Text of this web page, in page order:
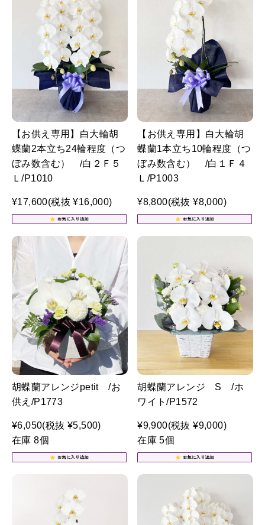
【お供え専用】白大輪胡
蝶蘭2本立ち24輪程度（つ
ぼみ数含む） /白２Ｆ５
Ｌ/P1010
¥17,600(税抜 ¥16,000)
【お供え専用】白大輪胡
蝶蘭1本立ち10輪程度（つ
ぼみ数含む） /白１Ｆ４
Ｌ/P1003
¥8,800(税抜 ¥8,000)
胡蝶蘭アレンジpetit /お
供え/P1773
¥6,050(税抜 ¥5,500)
在庫 8個
胡蝶蘭アレンジ S /ホ
ワイト/P1572
¥9,900(税抜 ¥9,000)
在庫 5個